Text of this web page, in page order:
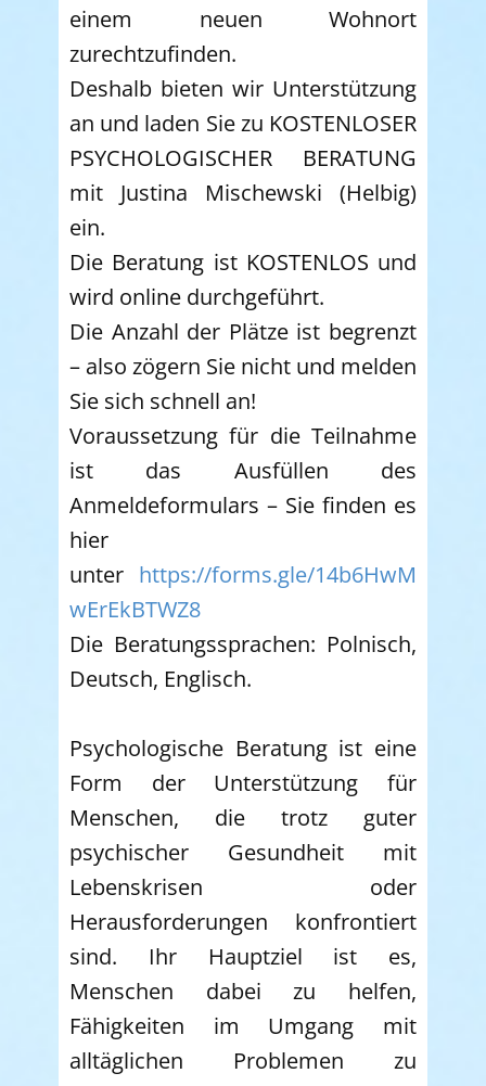
einem neuen Wohnort
zurechtzufinden.
Deshalb bieten wir Unterstützung
an und laden Sie zu KOSTENLOSER
PSYCHOLOGISCHER BERATUNG
mit Justina Mischewski (Helbig)
ein.
Die Beratung ist KOSTENLOS und
wird online durchgeführt.
Die Anzahl der Plätze ist begrenzt
– also zögern Sie nicht und melden
Sie sich schnell an!
Voraussetzung für die Teilnahme
ist das Ausfüllen des
Anmeldeformulars – Sie finden es
hier
unter https://forms.gle/14b6HwM
wErEkBTWZ8
Die Beratungssprachen: Polnisch,
Deutsch, Englisch.
Psychologische Beratung ist eine
Form der Unterstützung für
Menschen, die trotz guter
psychischer Gesundheit mit
Lebenskrisen oder
Herausforderungen konfrontiert
sind. Ihr Hauptziel ist es,
Menschen dabei zu helfen,
Fähigkeiten im Umgang mit
alltäglichen Problemen zu